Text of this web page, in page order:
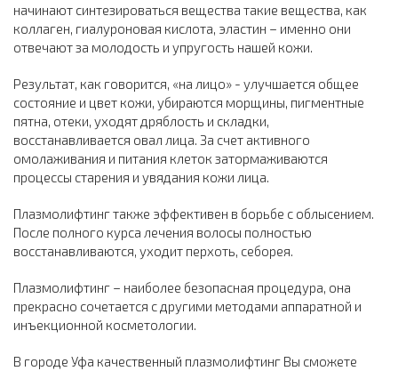
начинают синтезироваться вещества такие вещества, как
коллаген, гиалуроновая кислота, эластин – именно они
отвечают за молодость и упругость нашей кожи.
Результат, как говорится, «на лицо» - улучшается общее
состояние и цвет кожи, убираются морщины, пигментные
пятна, отеки, уходят дряблость и складки,
восстанавливается овал лица. За счет активного
омолаживания и питания клеток затормаживаются
процессы старения и увядания кожи лица.
Плазмолифтинг также эффективен в борьбе с облысением.
После полного курса лечения волосы полностью
восстанавливаются, уходит перхоть, себорея.
Плазмолифтинг – наиболее безопасная процедура, она
прекрасно сочетается с другими методами аппаратной и
инъекционной косметологии.
В городе Уфа качественный плазмолифтинг Вы сможете